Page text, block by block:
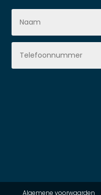
Algemene voorwaarden